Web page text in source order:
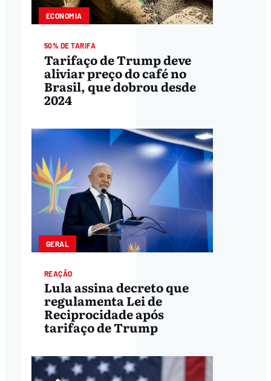
ECONOMIA
50% DE TARIFA
Tarifaço de Trump deve
aliviar preço do café no
Brasil, que dobrou desde
2024
GERAL
REAÇÃO
Lula assina decreto que
regulamenta Lei de
Reciprocidade após
tarifaço de Trump